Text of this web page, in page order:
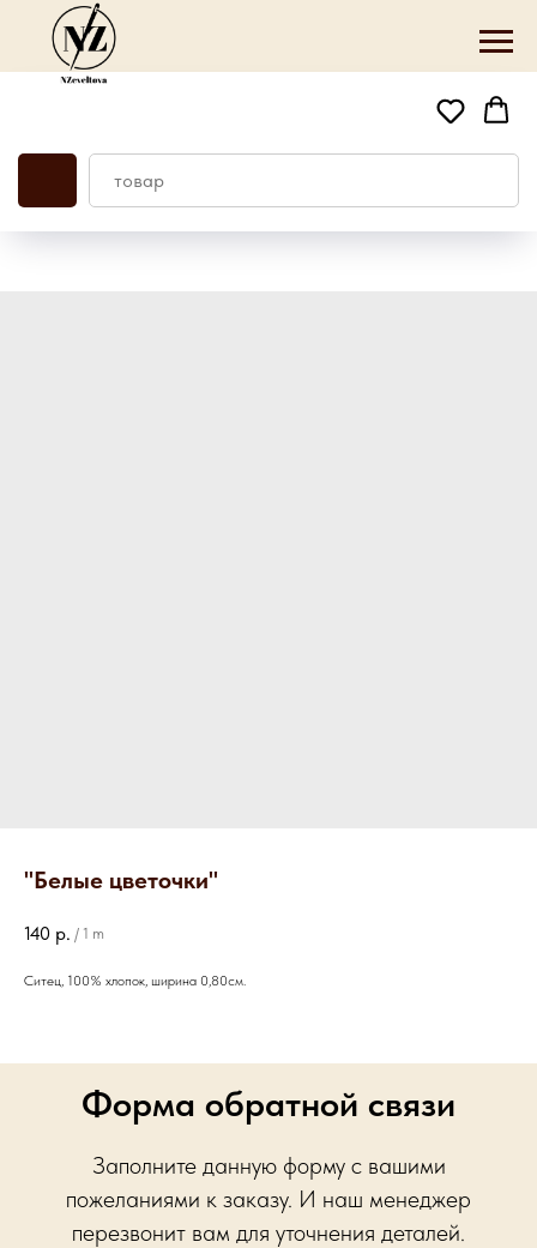
"Белые цветочки"
140 р. / 1 m
Ситец, 100% хлопок, ширина 0,80см.
Форма обратной связи
Заполните данную форму с вашими
пожеланиями к заказу. И наш менеджер
перезвонит вам для уточнения деталей.